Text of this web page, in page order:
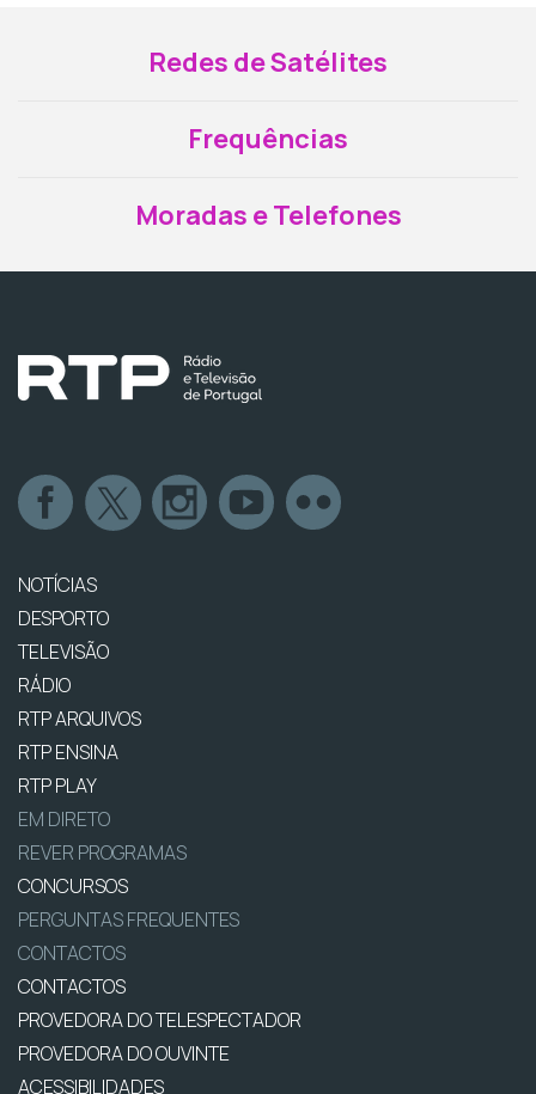
Redes de Satélites
Frequências
Moradas e Telefones
NOTÍCIAS
DESPORTO
TELEVISÃO
RÁDIO
RTP ARQUIVOS
RTP ENSINA
RTP PLAY
EM DIRETO
REVER PROGRAMAS
CONCURSOS
PERGUNTAS FREQUENTES
CONTACTOS
CONTACTOS
PROVEDORA DO TELESPECTADOR
PROVEDORA DO OUVINTE
ACESSIBILIDADES